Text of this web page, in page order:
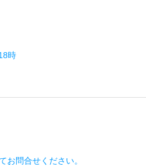
時
お問合せください。